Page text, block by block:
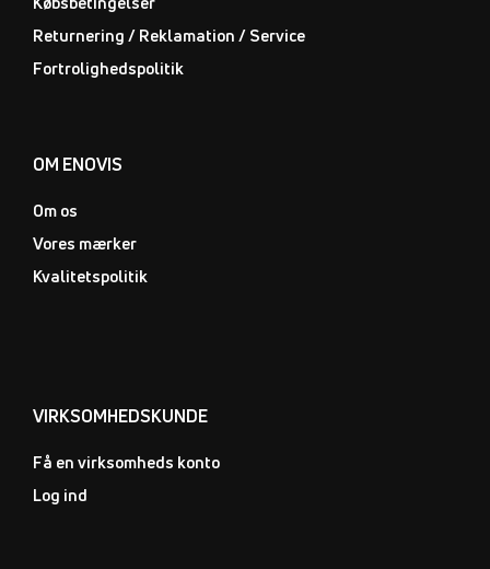
Returnering / Reklamation / Service
Fortrolighedspolitik
OM ENOVIS
Om os
Vores mærker
Kvalitetspolitik
VIRKSOMHEDSKUNDE
Få en virksomheds konto
Log ind